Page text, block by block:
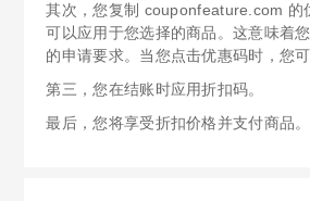
其次，您复制 couponfeature.com 的
可以应用于您选择的商品。这意味着
的申请要求。当您点击优惠码时，您可
第三，您在结账时应用折扣码。
最后，您将享受折扣价格并支付商品。